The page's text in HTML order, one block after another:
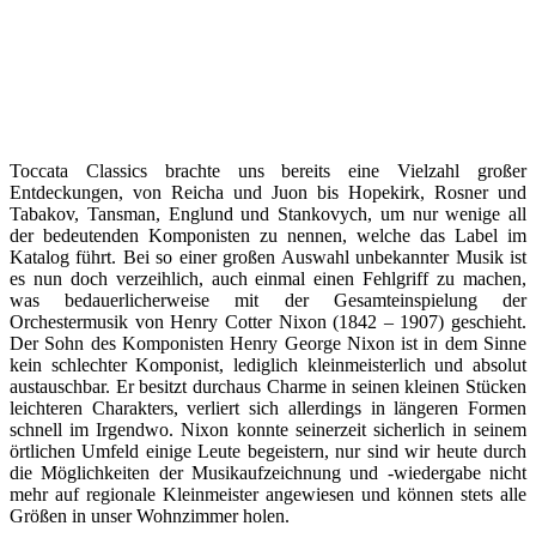
Toccata Classics brachte uns bereits eine Vielzahl großer
Entdeckungen, von Reicha und Juon bis Hopekirk, Rosner und
Tabakov, Tansman, Englund und Stankovych, um nur wenige all
der bedeutenden Komponisten zu nennen, welche das Label im
Katalog führt. Bei so einer großen Auswahl unbekannter Musik ist
es nun doch verzeihlich, auch einmal einen Fehlgriff zu machen,
was bedauerlicherweise mit der Gesamteinspielung der
Orchestermusik von Henry Cotter Nixon (1842 – 1907) geschieht.
Der Sohn des Komponisten Henry George Nixon ist in dem Sinne
kein schlechter Komponist, lediglich kleinmeisterlich und absolut
austauschbar. Er besitzt durchaus Charme in seinen kleinen Stücken
leichteren Charakters, verliert sich allerdings in längeren Formen
schnell im Irgendwo. Nixon konnte seinerzeit sicherlich in seinem
örtlichen Umfeld einige Leute begeistern, nur sind wir heute durch
die Möglichkeiten der Musikaufzeichnung und -wiedergabe nicht
mehr auf regionale Kleinmeister angewiesen und können stets alle
Größen in unser Wohnzimmer holen.